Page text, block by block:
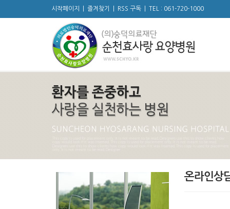
시작페이지 즐겨찾기 RSS 구독 TEL : 061-720-1000
온라인상